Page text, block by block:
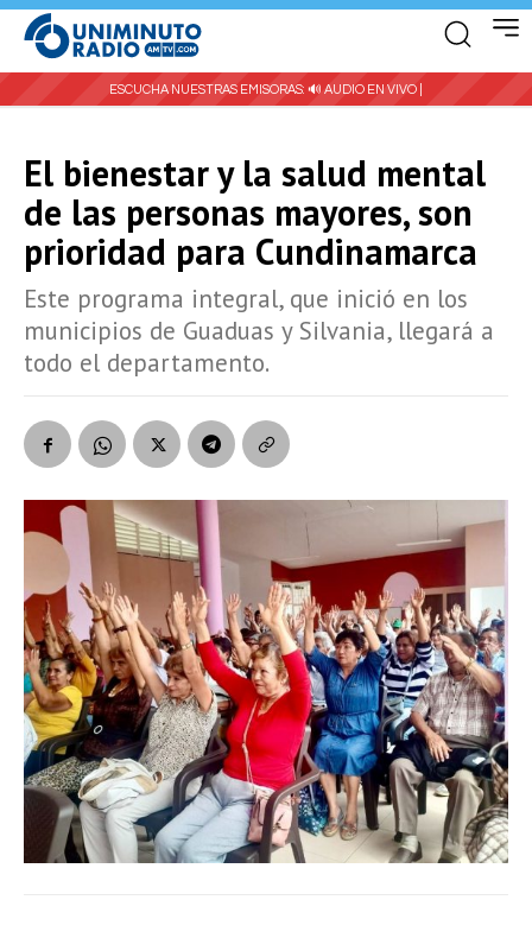
ESCUCHA NUESTRAS EMISORAS: 🔊 AUDIO EN VIVO |
El bienestar y la salud mental
de las personas mayores, son
prioridad para Cundinamarca
Este programa integral, que inició en los
municipios de Guaduas y Silvania, llegará a
todo el departamento.